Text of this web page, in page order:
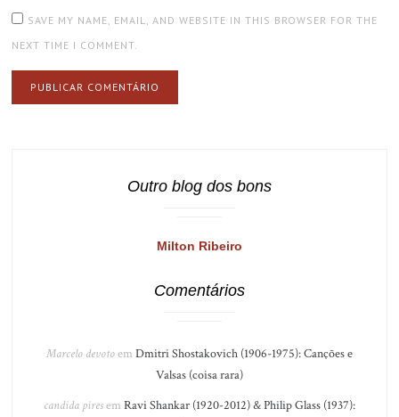
SAVE MY NAME, EMAIL, AND WEBSITE IN THIS BROWSER FOR THE
NEXT TIME I COMMENT.
Outro blog dos bons
Milton Ribeiro
Comentários
Marcelo devotoem Dmitri Shostakovich (1906-1975): Canções e
Valsas (coisa rara)
candida piresem Ravi Shankar (1920-2012) & Philip Glass (1937):